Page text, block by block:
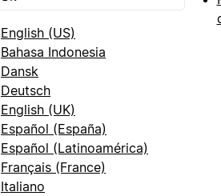
English (US)
Bahasa Indonesia
Dansk
Deutsch
English (UK)
Español (España)
Español (Latinoamérica)
Français (France)
Italiano